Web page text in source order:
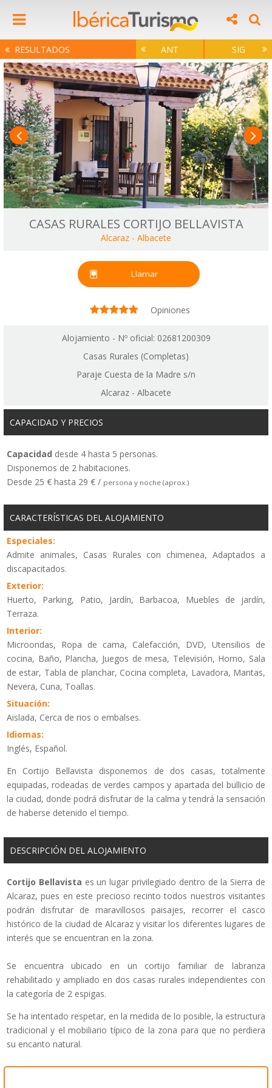
RESULTADOS ANT SIG
CASAS RURALES CORTIJO BELLAVISTA
Alcaraz - Albacete
Llamar
Opiniones
Alojamiento - Nº oficial: 02681200309
Casas Rurales (Completas)
Paraje Cuesta de la Madre s/n
Alcaraz - Albacete
CAPACIDAD Y PRECIOS
Capacidad desde 4 hasta 5 personas.
Disponemos de 2 habitaciones.
Desde 25 € hasta 29 € / persona y noche (aprox.)
CARACTERÍSTICAS DEL ALOJAMIENTO
Especiales:
Admite animales, Casas Rurales con chimenea, Adaptados a
discapacitados.
Exterior:
Huerto, Parking, Patio, Jardín, Barbacoa, Muebles de jardín,
Terraza.
Interior:
Microondas, Ropa de cama, Calefacción, DVD, Utensilios de
cocina, Baño, Plancha, Juegos de mesa, Televisión, Horno, Sala
de estar, Tabla de planchar, Cocina completa, Lavadora, Mantas,
Nevera, Cuna, Toallas.
Situación:
Aislada, Cerca de rios o embalses.
Idiomas:
Inglés, Español.
En Cortijo Bellavista disponemos de dos casas, totalmente
equipadas, rodeadas de verdes campos y apartada del bullicio de
la ciudad, donde podrá disfrutar de la calma y tendrá la sensación
de haberse detenido el tiempo.
DESCRIPCIÓN DEL ALOJAMIENTO
Cortijo Bellavista es un lugar privilegiado dentro de la Sierra de
Alcaraz, pues en este precioso recinto todos nuestros visitantes
podrán disfrutar de maravillosos paisajes, recorrer el casco
histórico de la ciudad de Alcaraz y visitar los diferentes lugares de
interés que se encuentran en la zona.
Se encuentra ubicado en un cortijo familiar de labranza
rehabilitado y ampliado en dos casas rurales independientes con
la categoría de 2 espigas.
Se ha intentado respetar, en la medida de lo posible, la estructura
tradicional y el mobiliario típico de la zona para que no perdiera
su encanto natural.